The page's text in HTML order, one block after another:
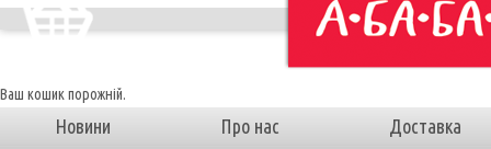
Ваш кошик порожній.
Новини Про нас Доставка